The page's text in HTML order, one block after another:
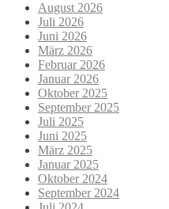
August 2026
Juli 2026
Juni 2026
März 2026
Februar 2026
Januar 2026
Oktober 2025
September 2025
Juli 2025
Juni 2025
März 2025
Januar 2025
Oktober 2024
September 2024